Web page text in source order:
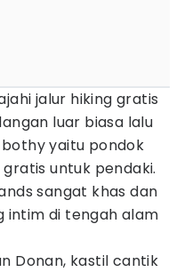
jalur hiking gratis
luar biasa lalu
yaitu pondok
untuk pendaki.
sangat khas dan
intim di tengah alam
Donan, kastil cantik